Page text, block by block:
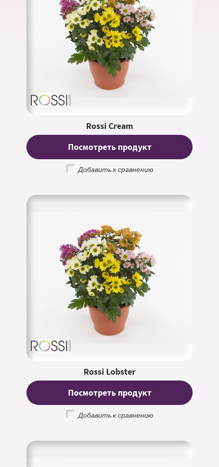
Rossi Cream
Посмотреть продукт
Добавить к сравнению
Rossi Lobster
Посмотреть продукт
Добавить к сравнению